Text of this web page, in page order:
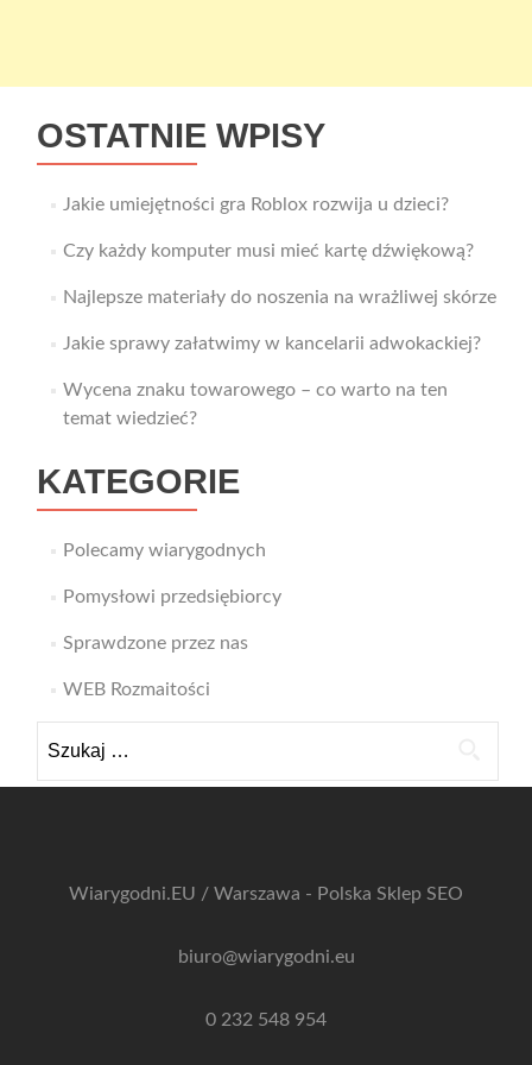
OSTATNIE WPISY
Jakie umiejętności gra Roblox rozwija u dzieci?
Czy każdy komputer musi mieć kartę dźwiękową?
Najlepsze materiały do noszenia na wrażliwej skórze
Jakie sprawy załatwimy w kancelarii adwokackiej?
Wycena znaku towarowego – co warto na ten
temat wiedzieć?
KATEGORIE
Polecamy wiarygodnych
Pomysłowi przedsiębiorcy
Sprawdzone przez nas
WEB Rozmaitości
Wiarygodni.EU / Warszawa - Polska Sklep SEO
biuro@wiarygodni.eu
0 232 548 954